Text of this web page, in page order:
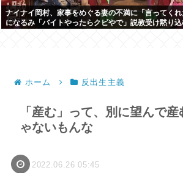
ナイナイ岡村、家事をめぐる妻の不満に「言ってくれ
になるみ「バイトやったらクビやで」説教受け黙り
ホーム 反出生主義
「産む」って、別に望んで
ゃないもんな
2022.06.26 05:45